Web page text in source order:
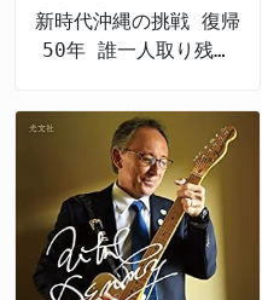
新時代沖縄の挑戦 復帰
50年 誰一人取り残さ